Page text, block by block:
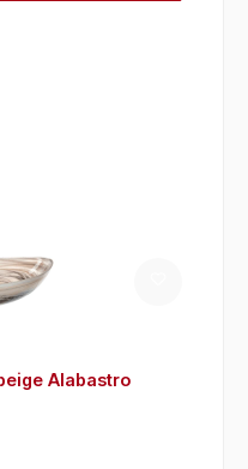
Alabastro